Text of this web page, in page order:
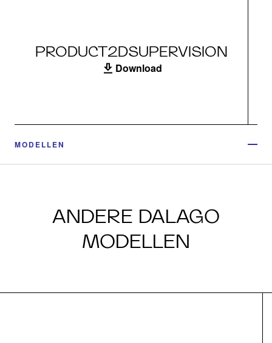
PRODUCT2DSUPERVISION
Download
MODELLEN
ANDERE DALAGO
MODELLEN